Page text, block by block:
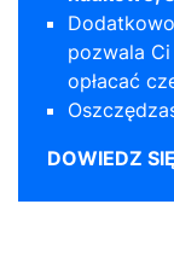
pozwala
opłacać
DOWIEDZ